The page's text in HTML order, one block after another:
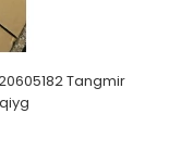
Tangmir